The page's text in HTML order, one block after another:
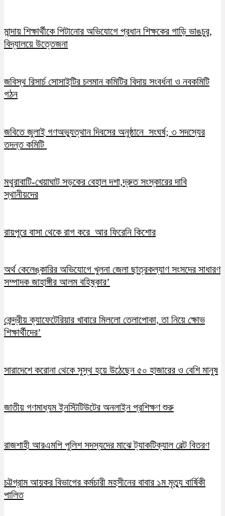
মান্দায় শিক্ষার্থীকে পিটানোর অভিযোগে প্রধান শিক্ষকের গাড়ি ভাঙচুর,
বিদ্যালয়ে উত্তেজনা
জবিস্থ রিসার্চ সোসাইটির চলমান কমিটির বিদায় সংবর্ধনা ও নবকমিটি
গঠন
জবিতে জুলাই গণঅভ্যুত্থান দিবসের অনুষ্ঠানে সংঘর্ষ; ৩ সদস্যের
তদন্ত কমিটি
মথুরাবাটি-খেয়াঘাট সড়কের বেহাল দশা,দ্রুত সংস্কারের দাবি
স্থানীয়দের
রায়পুরে বাসা থেকে রাগ করে আর ফিরেনি কিশোর
অর্থ কেলেঙ্কারির অভিযোগে খুলনা জেলা ছাত্রকল্যাণ সংসদের সাধারণ
সম্পাদক জাহাঙ্গীর আলম বহিষ্কার’
কেন্দ্রীয় ক্যাফেটেরিয়ার খাবারে মিললো তেলাপোকা, তা নিয়ে ক্ষোভ
শিক্ষার্থীদের’
সারাদেশে করোনা থেকে সুস্থ হয়ে উঠেছেন ৫০ হাজারের ও বেশি মানুষ
জাতীয় গণমাধ্যম ইনস্টিটিউটের অনলাইন প্রশিক্ষণ শুরু
রাজশাহী আরএমপি পুলিশ সদস্যদের মাঝে ট্যাকটিক্যাল বেল্ট বিতরণ
চট্টগ্রাম আয়কর বিভাগের কর্মচারী মহসীনের বাবার ১ম মৃত্যু বার্ষিকী
পালিত